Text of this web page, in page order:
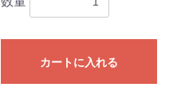
カートに入れる